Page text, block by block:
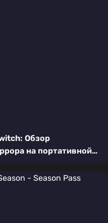
Обзор
на портативной